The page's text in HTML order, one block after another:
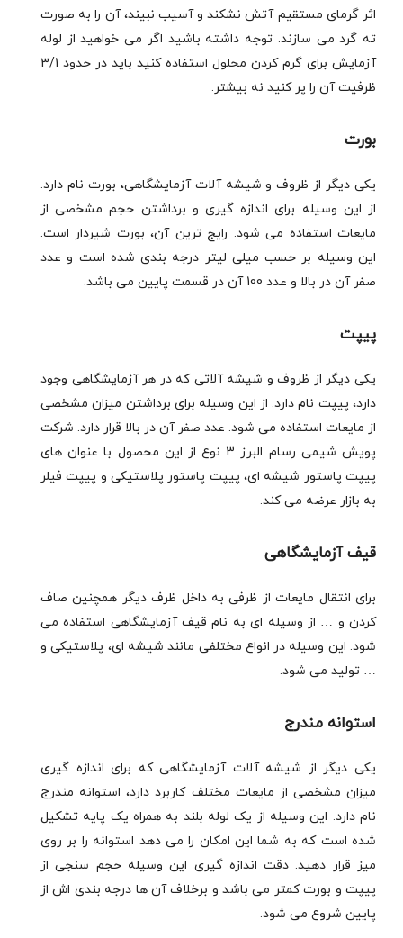
اثر گرمای مستقیم آتش نشکند و آسیب نبیند، آن را به صورت
ته گرد می سازند. توجه داشته باشید اگر می خواهید از لوله
آزمایش برای گرم کردن محلول استفاده کنید باید در حدود 3/1
ظرفیت آن را پر کنید نه بیشتر.
بورت
یکی دیگر از ظروف و شیشه آلات آزمایشگاهی، بورت نام دارد.
از این وسیله برای اندازه گیری و برداشتن حجم مشخصی از
مایعات استفاده می شود. رایج ترین آن، بورت شیردار است.
این وسیله بر حسب میلی لیتر درجه بندی شده است و عدد
صفر آن در بالا و عدد 100 آن در قسمت پایین می باشد.
پیپت
یکی دیگر از ظروف و شیشه آلاتی که در هر آزمایشگاهی وجود
دارد، پیپت نام دارد. از این وسیله برای برداشتن میزان مشخصی
از مایعات استفاده می شود. عدد صفر آن در بالا قرار دارد. شرکت
پویش شیمی رسام البرز 3 نوع از این محصول با عنوان های
پیپت پاستور شیشه ای، پیپت پاستور پلاستیکی و پیپت فیلر
به بازار عرضه می کند.
قیف آزمایشگاهی
برای انتقال مایعات از ظرفی به داخل ظرف دیگر همچنین صاف
کردن و … از وسیله ای به نام قیف آزمایشگاهی استفاده می
شود. این وسیله در انواع مختلفی مانند شیشه ای، پلاستیکی و
… تولید می شود.
استوانه مندرج
یکی دیگر از شیشه آلات آزمایشگاهی که برای اندازه گیری
میزان مشخصی از مایعات مختلف کاربرد دارد، استوانه مندرج
نام دارد. این وسیله از یک لوله بلند به همراه یک پایه تشکیل
شده است که به شما این امکان را می دهد استوانه را بر روی
میز قرار دهید. دقت اندازه گیری این وسیله حجم سنجی از
پیپت و بورت کمتر می باشد و برخلاف آن ها درجه بندی اش از
پایین شروع می شود.